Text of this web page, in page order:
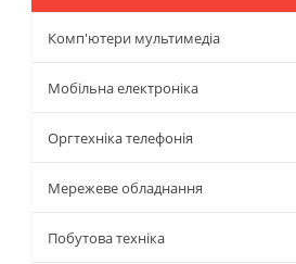
Комп'ютери мультимедіа
Мобільна електроніка
Оргтехніка телефонія
Мережеве обладнання
Побутова техніка